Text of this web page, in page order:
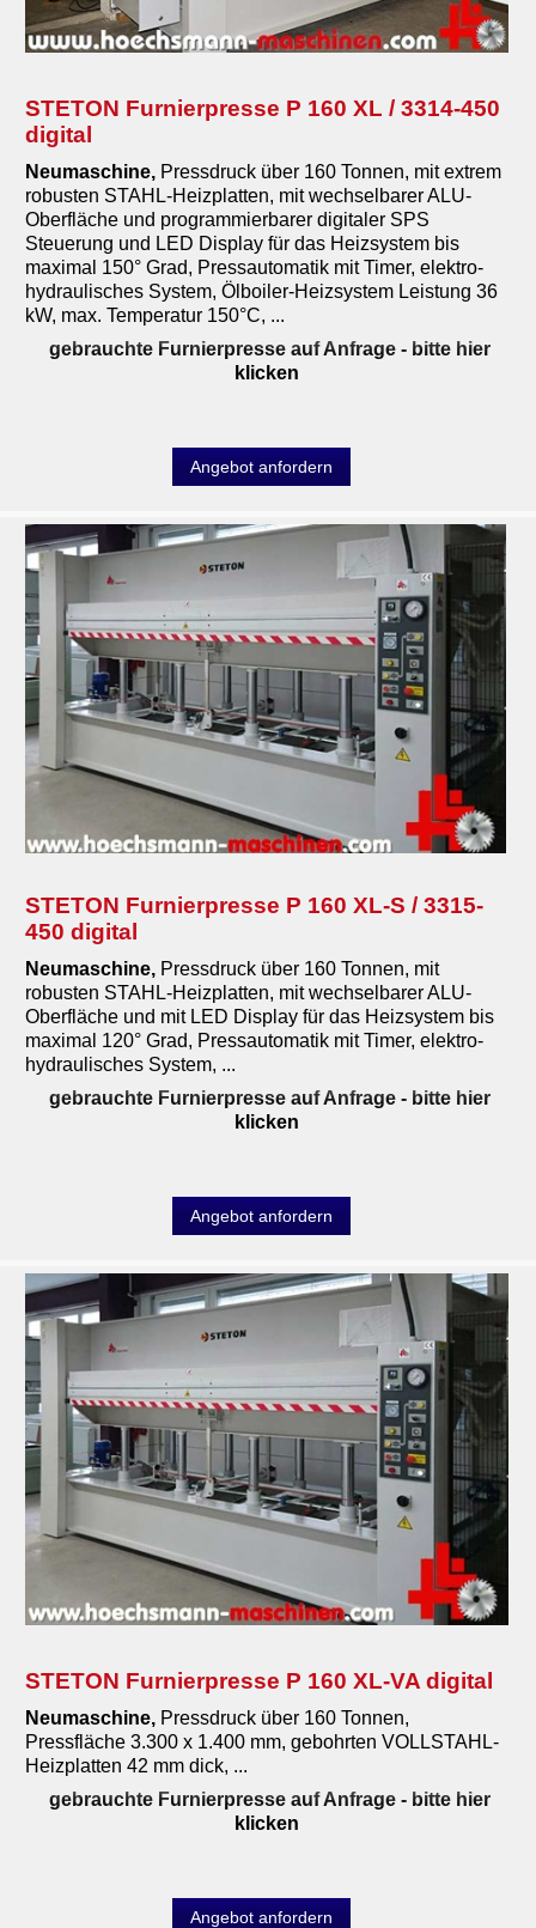
STETON Furnierpresse P 160 XL / 3314-450
digital
Neumaschine, Pressdruck über 160 Tonnen, mit extrem
robusten STAHL-Heizplatten, mit wechselbarer ALU-
Oberfläche und programmierbarer digitaler SPS
Steuerung und LED Display für das Heizsystem bis
maximal 150° Grad, Pressautomatik mit Timer, elektro-
hydraulisches System, Ölboiler-Heizsystem Leistung 36
kW, max. Temperatur 150°C, ...
gebrauchte Furnierpresse auf Anfrage- bitte hier
klicken
Angebot anfordern
STETON Furnierpresse P 160 XL-S / 3315-
450 digital
Neumaschine, Pressdruck über 160 Tonnen, mit
robusten STAHL-Heizplatten, mit wechselbarer ALU-
Oberfläche und mit LED Display für das Heizsystem bis
maximal 120° Grad, Pressautomatik mit Timer, elektro-
hydraulisches System, ...
gebrauchte Furnierpresse auf Anfrage- bitte hier
klicken
Angebot anfordern
STETON Furnierpresse P 160 XL-VA digital
Neumaschine, Pressdruck über 160 Tonnen,
Pressfläche 3.300 x 1.400 mm, gebohrten VOLLSTAHL-
Heizplatten 42 mm dick, ...
gebrauchte Furnierpresse auf Anfrage- bitte hier
klicken
Angebot anfordern